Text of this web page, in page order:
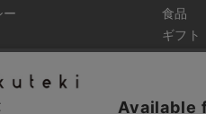
ー
ださい
食品
ギフト
ブラン
全ての